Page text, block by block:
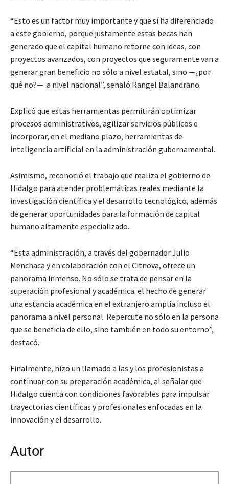
“Esto es un factor muy importante y que sí ha diferenciado
a este gobierno, porque justamente estas becas han
generado que el capital humano retorne con ideas, con
proyectos avanzados, con proyectos que seguramente van a
generar gran beneficio no sólo a nivel estatal, sino —¿por
qué no?— a nivel nacional”, señaló Rangel Balandrano.
Explicó que estas herramientas permitirán optimizar
procesos administrativos, agilizar servicios públicos e
incorporar, en el mediano plazo, herramientas de
inteligencia artificial en la administración gubernamental.
Asimismo, reconoció el trabajo que realiza el gobierno de
Hidalgo para atender problemáticas reales mediante la
investigación científica y el desarrollo tecnológico, además
de generar oportunidades para la formación de capital
humano altamente especializado.
“Esta administración, a través del gobernador Julio
Menchaca y en colaboración con el Citnova, ofrece un
panorama inmenso. No sólo se trata de pensar en la
superación profesional y académica: el hecho de generar
una estancia académica en el extranjero amplía incluso el
panorama a nivel personal. Repercute no sólo en la persona
que se beneficia de ello, sino también en todo su entorno”,
destacó.
Finalmente, hizo un llamado a las y los profesionistas a
continuar con su preparación académica, al señalar que
Hidalgo cuenta con condiciones favorables para impulsar
trayectorias científicas y profesionales enfocadas en la
innovación y el desarrollo.
Autor